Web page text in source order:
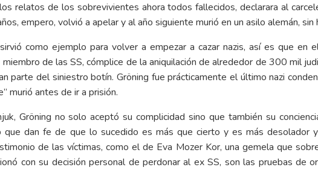
relatos de los sobrevivientes ahora todos fallecidos, declarara al
empero, volvió a apelar y al año siguiente murió en un asilo alemán,
como ejemplo para volver a empezar a cazar nazis, así es que en
de las SS, cómplice de la aniquilación de alrededor de 300 mil
parte del siniestro botín. Gröning fue prácticamente el último nazi
murió antes de ir a prisión.
Gröning no solo aceptó su complicidad sino que también su
que dan fe de que lo sucedido es más que cierto y es más
de las víctimas, como el de Eva Mozer Kor, una gemela que
con su decisión personal de perdonar al ex SS, son las pruebas de